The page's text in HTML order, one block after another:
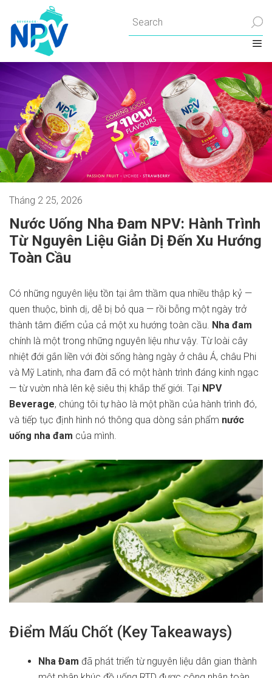
đến
Nước Uống Nha Đam NPV: Hành Trình
Từ Nguyên Liệu Giản Dị Đến Xu Hướng
Toàn Cầu
Tháng 2 25, 2026
Có những nguyên liệu tồn tại âm thầm qua nhiều thập kỷ —
quen thuộc, bình dị, dễ bị bỏ qua — rồi bỗng một ngày trở
thành tâm điểm của cả một xu hướng toàn cầu. Nha đam
chính là một trong những nguyên liệu như vậy. Từ loài cây
nhiệt đới gắn liền với đời sống hàng ngày ở châu Á, châu Phi
và Mỹ Latinh, nha đam đã có một hành trình đáng kinh ngạc
— từ vườn nhà lên kệ siêu thị khắp thế giới. Tại NPV
Beverage, chúng tôi tự hào là một phần của hành trình đó,
và tiếp tục định hình nó thông qua dòng sản phẩm nước
uống nha đam của mình.
Điểm Mấu Chốt (Key Takeaways)
Nha Đam đã phát triển từ nguyên liệu dân gian thành